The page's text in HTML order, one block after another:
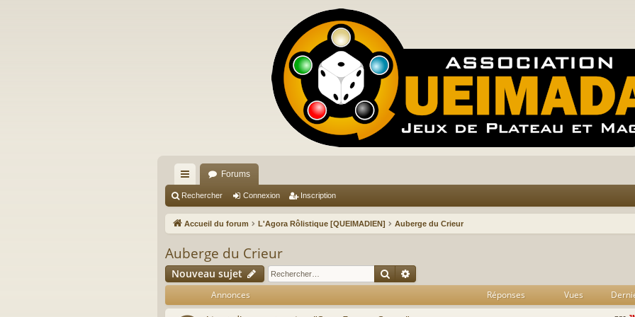
ac
co
ci
s
Forums
Rechercher Connexion Inscription
Accueil du forum L'Agora Rôlistique [QUEIMADIEN] Auberge du Crieur
Auberge du Crieur
Nouveau sujet Rechercher
Annonces Réponses Vues